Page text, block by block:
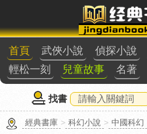
首頁 武俠小說 偵探小說
輕松一刻
兒童故事 名著
找書
經典書庫 > 科幻小說 > 中國科幻